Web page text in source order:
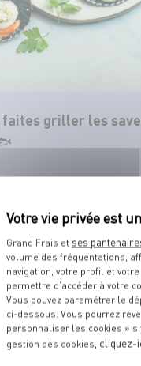
faites griller les
DE
la fraîcheur de nos
Grand Frais et ses
volume des fréquentations,
navigation, votre profil et
permettre d’accéder à votre
Vous pouvez paramétrer le
ci-dessous. Vous pourrez
personnaliser les cookies »
gestion des cookies, cliquez-